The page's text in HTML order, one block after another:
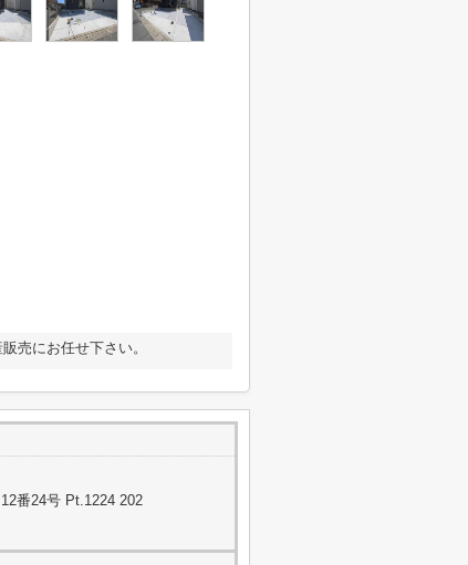
売にお任せ下さい。
番24号 Pt.1224 202